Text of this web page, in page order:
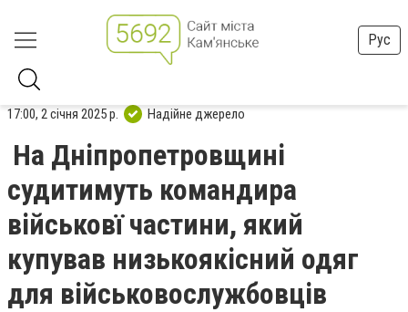
Рус
17:00, 2 січня 2025 р. Надійне джерело
На Дніпропетровщині
судитимуть командира
військовї частини, який
купував низькоякісний одяг
для військовослужбовців